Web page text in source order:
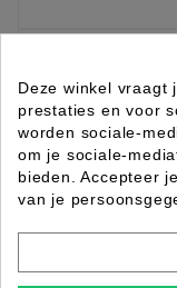
Deze winkel vraagt
prestaties en voor
worden sociale-
om je sociale-
bieden. Accepteer
van je